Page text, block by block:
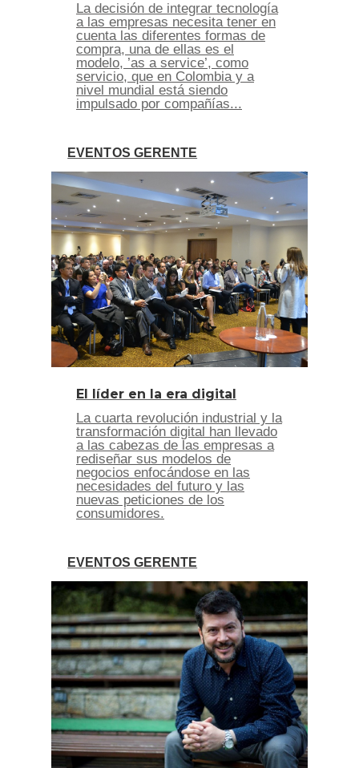
La decisión de integrar tecnología
a las empresas necesita tener en
cuenta las diferentes formas de
compra, una de ellas es el
modelo, ’as a service’, como
servicio, que en Colombia y a
nivel mundial está siendo
impulsado por compañías...
EVENTOS GERENTE
El líder en la era digital
La cuarta revolución industrial y la
transformación digital han llevado
a las cabezas de las empresas a
rediseñar sus modelos de
negocios enfocándose en las
necesidades del futuro y las
nuevas peticiones de los
consumidores.
EVENTOS GERENTE